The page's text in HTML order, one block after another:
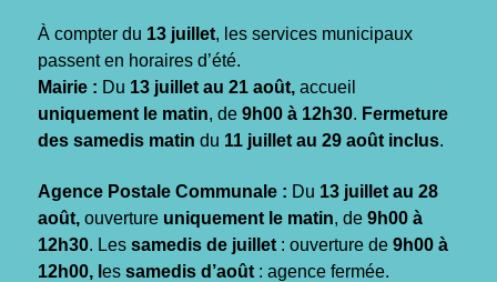
À compter du 13 juillet, les services municipaux
passent en horaires d’été.
Mairie : Du 13 juillet au 21 août, accueil
uniquement le matin, de 9h00 à 12h30. Fermeture
des samedis matin du 11 juillet au 29 août inclus.
Agence Postale Communale : Du 13 juillet au 28
août, ouverture uniquement le matin, de 9h00 à
12h30. Les samedis de juillet : ouverture de 9h00 à
12h00, l es samedis d’août : agence fermée.